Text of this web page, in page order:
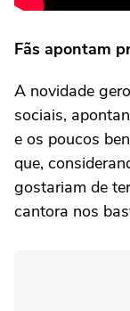
Fãs apontam
A novidade
sociais,
e os poucos
que,
gostariam de
cantora nos